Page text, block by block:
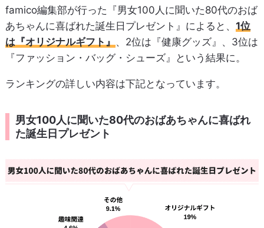
famico編集部が行った『男女100人に聞いた80代のおば
あちゃんに喜ばれた誕生日プレゼント』によると、 1位
は『オリジナルギフト』、2位は『健康グッズ』、3位は
『ファッション・バッグ・シューズ』という結果に。
ランキングの詳しい内容は下記となっています。
男女100人に聞いた80代のおばあちゃんに喜ばれ
た誕生日プレゼント